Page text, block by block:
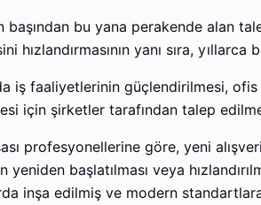
başından bu yana perakende alan
hızlandırmasının yanı sıra, yıllarca
iş faaliyetlerinin güçlendirilmesi, ofis
için şirketler tarafından talep
profesyonellerine göre, yeni
yeniden başlatılması veya
inşa edilmiş ve modern